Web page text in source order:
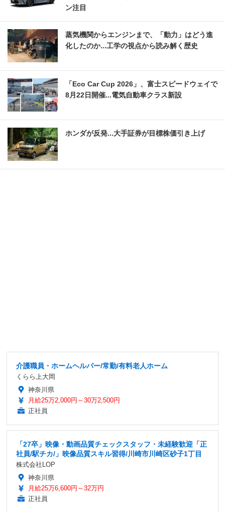
ン注目
蒸気機関からエンジンまで、「動力」はどう進
化したのか...工学の視点から読み解く歴史
「Eco Car Cup 2026」、富士スピードウェイで
8月22日開催...電気自動車クラス新設
ホンダが反発...大手証券が目標株価引き上げ
介護職員・ホームヘルパー/常勤/有料老人ホーム
くらら上大岡
神奈川県
月給25万2,000円～30万2,500円
正社員
「27卒」映像・動画品質チェックスタッフ・未経験歓迎「正
社員/駅チカ/」映像品質スキル習得/川崎市川崎区砂子1丁目
株式会社LOP
神奈川県
月給25万6,600円～32万円
正社員